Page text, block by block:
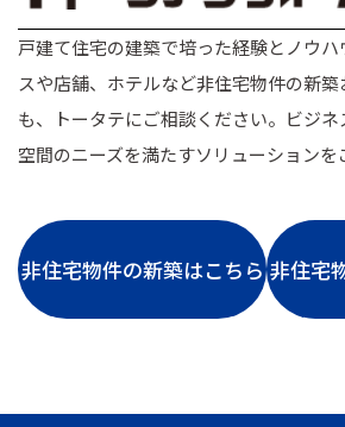
戸建て住宅の建築で培った経験とノウハ
スや店舗、ホテルなど非住宅物件の新
も、トータテにご相談ください。ビジネ
空間のニーズを満たすソリューションを
非住宅物件の新築はこちら 非住宅